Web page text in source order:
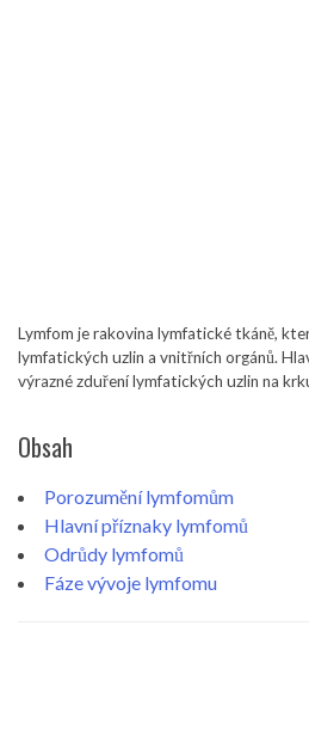
Lymfom je rakovina lymfatické tkáně,
lymfatických uzlin a vnitřních orgánů.
výrazné zduření lymfatických uzlin na
Obsah
Porozumění lymfomům
Hlavní příznaky lymfomů
Odrůdy lymfomů
Fáze vývoje lymfomu